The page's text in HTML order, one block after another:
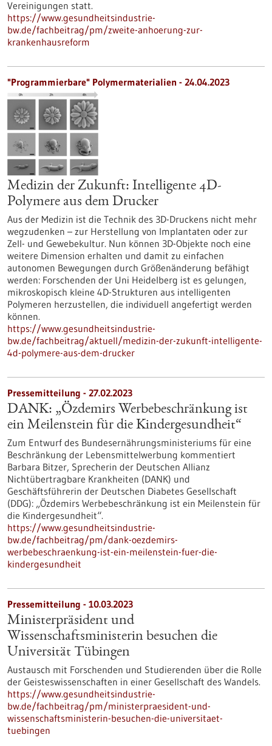
Vereinigungen statt.
https://www.gesundheitsindustrie-
bw.de/fachbeitrag/pm/zweite-anhoerung-zur-
krankenhausreform
"Programmierbare" Polymermaterialien - 24.04.2023
Medizin der Zukunft: Intelligente 4D-
Polymere aus dem Drucker
Aus der Medizin ist die Technik des 3D-Druckens nicht mehr
wegzudenken – zur Herstellung von Implantaten oder zur
Zell- und Gewebekultur. Nun können 3D-Objekte noch eine
weitere Dimension erhalten und damit zu einfachen
autonomen Bewegungen durch Größenänderung befähigt
werden: Forschenden der Uni Heidelberg ist es gelungen,
mikroskopisch kleine 4D-Strukturen aus intelligenten
Polymeren herzustellen, die individuell angefertigt werden
können.
https://www.gesundheitsindustrie-
bw.de/fachbeitrag/aktuell/medizin-der-zukunft-intelligente-
4d-polymere-aus-dem-drucker
Pressemitteilung - 27.02.2023
DANK: „Özdemirs Werbebeschränkung ist
ein Meilenstein für die Kindergesundheit“
Zum Entwurf des Bundesernährungsministeriums für eine
Beschränkung der Lebensmittelwerbung kommentiert
Barbara Bitzer, Sprecherin der Deutschen Allianz
Nichtübertragbare Krankheiten (DANK) und
Geschäftsführerin der Deutschen Diabetes Gesellschaft
(DDG): „Özdemirs Werbebeschränkung ist ein Meilenstein für
die Kindergesundheit“.
https://www.gesundheitsindustrie-
bw.de/fachbeitrag/pm/dank-oezdemirs-
werbebeschraenkung-ist-ein-meilenstein-fuer-die-
kindergesundheit
Pressemitteilung - 10.03.2023
Ministerpräsident und
Wissenschaftsministerin besuchen die
Universität Tübingen
Austausch mit Forschenden und Studierenden über die Rolle
der Geisteswissenschaften in einer Gesellschaft des Wandels.
https://www.gesundheitsindustrie-
bw.de/fachbeitrag/pm/ministerpraesident-und-
wissenschaftsministerin-besuchen-die-universitaet-
tuebingen